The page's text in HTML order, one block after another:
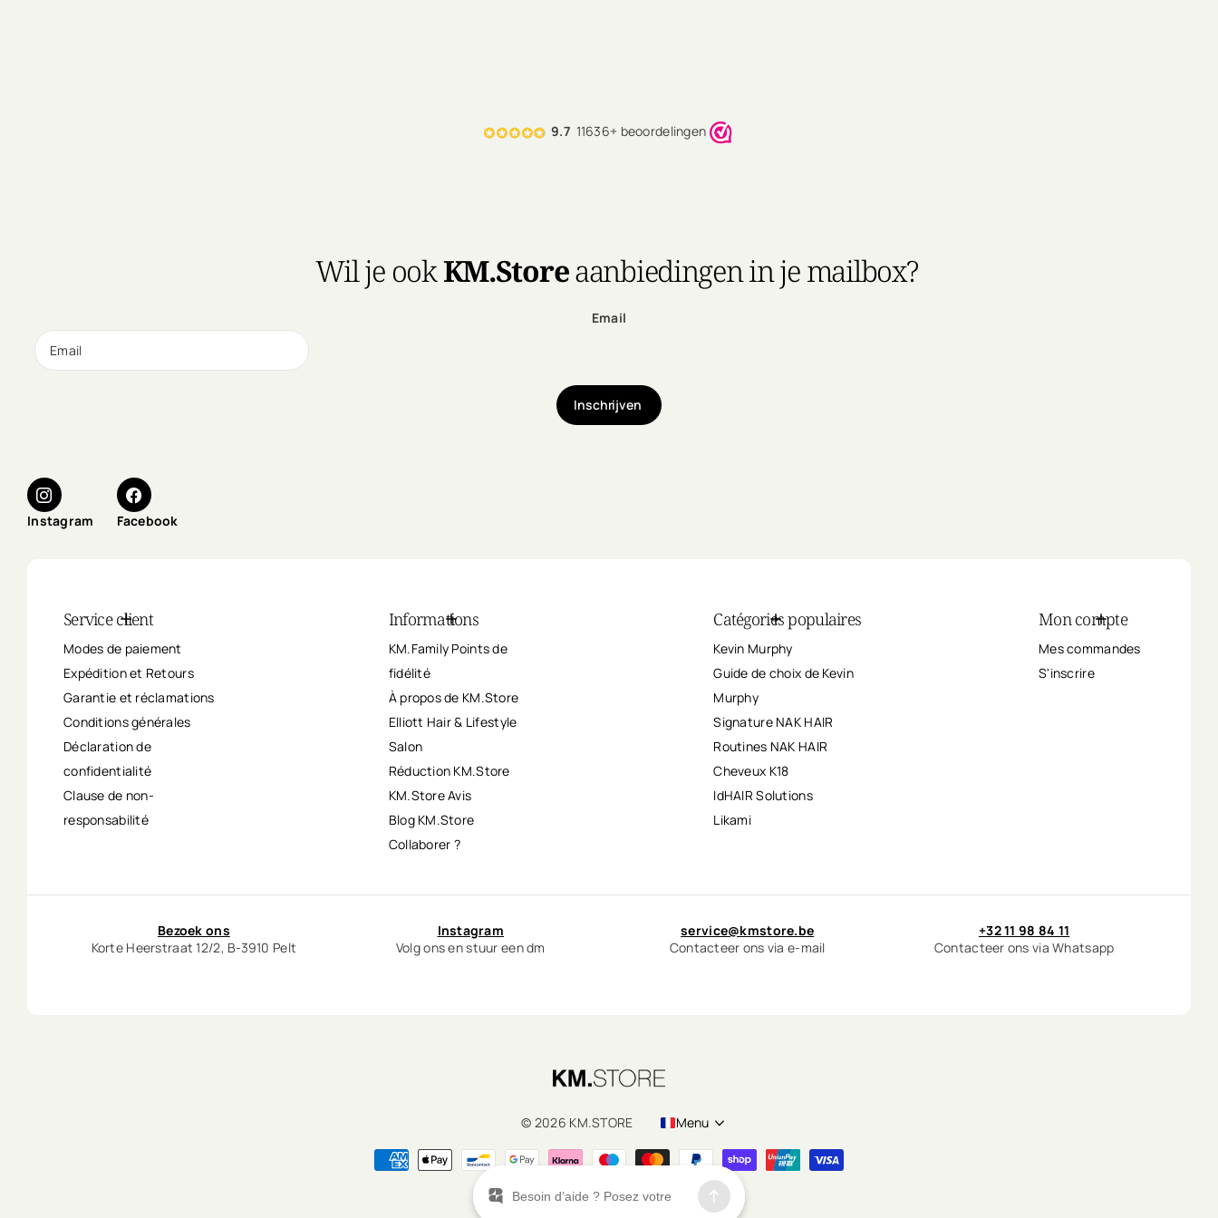
9.7 11636+ beoordelingen
Wil je ookKM.Storeaanbiedingen in je mailbox?
Email
Inschrijven
Instagram Facebook
Service client
Modes de paiement
Expédition et Retours
Garantie et réclamations
Conditions générales
Déclaration de
confidentialité
Clause de non-
responsabilité
Informations
KM.Family Points de
fidélité
À propos de KM.Store
Elliott Hair & Lifestyle
Salon
Réduction KM.Store
KM.Store Avis
Blog KM.Store
Collaborer ?
Catégories populaires
Kevin Murphy
Guide de choix de Kevin
Murphy
Signature NAK HAIR
Routines NAK HAIR
Cheveux K18
IdHAIR Solutions
Likami
Mon compte
Mes commandes
S'inscrire
Bezoek ons
Korte Heerstraat 12/2, B-3910 Pelt
Instagram
Volg ons en stuur een dm
service@kmstore.be
Contacteer ons via e-mail
+32 11 98 84 11
Contacteer ons via Whatsapp
© 2026 KM.STORE Menu